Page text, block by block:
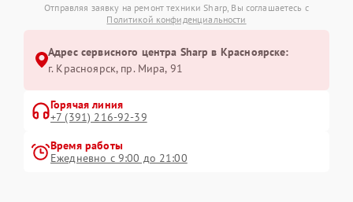
Отправляя заявку на ремонт техники Sharp, Вы соглашаетесь с
Политикой конфиденциальности
Адрес сервисного центра Sharp в Красноярске:
г. Красноярск, ​пр. Мира, 91
Горячая линия
+7 (391) 216-92-39
Время работы
Ежедневно с 9:00 до 21:00